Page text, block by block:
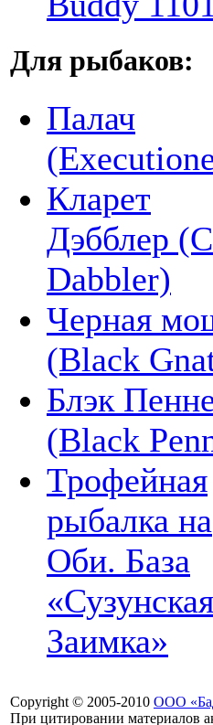
Для рыбаков:
Палач
Кларет
Дэбблер
Dabbler)
Черная
(Black
Блэк
(Black
Трофейная
рыбалка на
Оби. База
«Сузунская
Заимка»
Copyright © 2005-2010 ООО
При цитировании материалов